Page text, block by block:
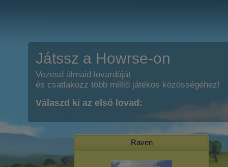
Játssz a Howrse-on
Vezesd álmaid lovardáját
és csatlakozz több millió játékos közösségéhez!
Válaszd ki az első lovad:
Raven